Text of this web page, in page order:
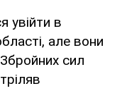
увійти в
але вони
сил